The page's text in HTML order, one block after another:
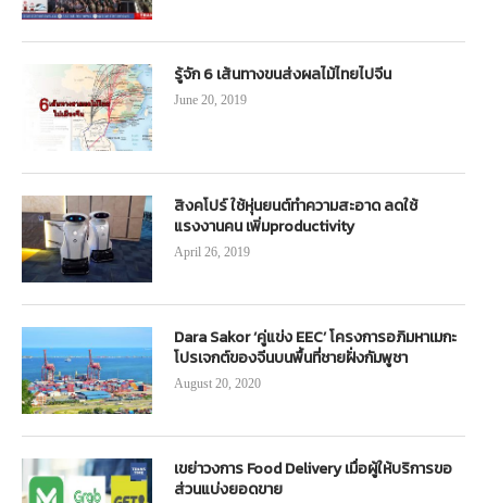
รู้จัก 6 เส้นทางขนส่งผลไม้ไทยไปจีน
June 20, 2019
สิงคโปร์ ใช้หุ่นยนต์ทำความสะอาด ลดใช้
แรงงานคน เพิ่มproductivity
April 26, 2019
Dara Sakor ‘คู่แข่ง EEC’ โครงการอภิมหาเมกะ
โปรเจกต์ของจีนบนพื้นที่ชายฝั่งกัมพูชา
August 20, 2020
เขย่าวงการ Food Delivery เมื่อผู้ให้บริการขอ
ส่วนแบ่งยอดขาย